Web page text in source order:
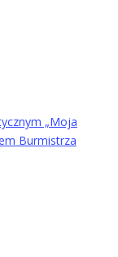
„Moja
Burmistrza